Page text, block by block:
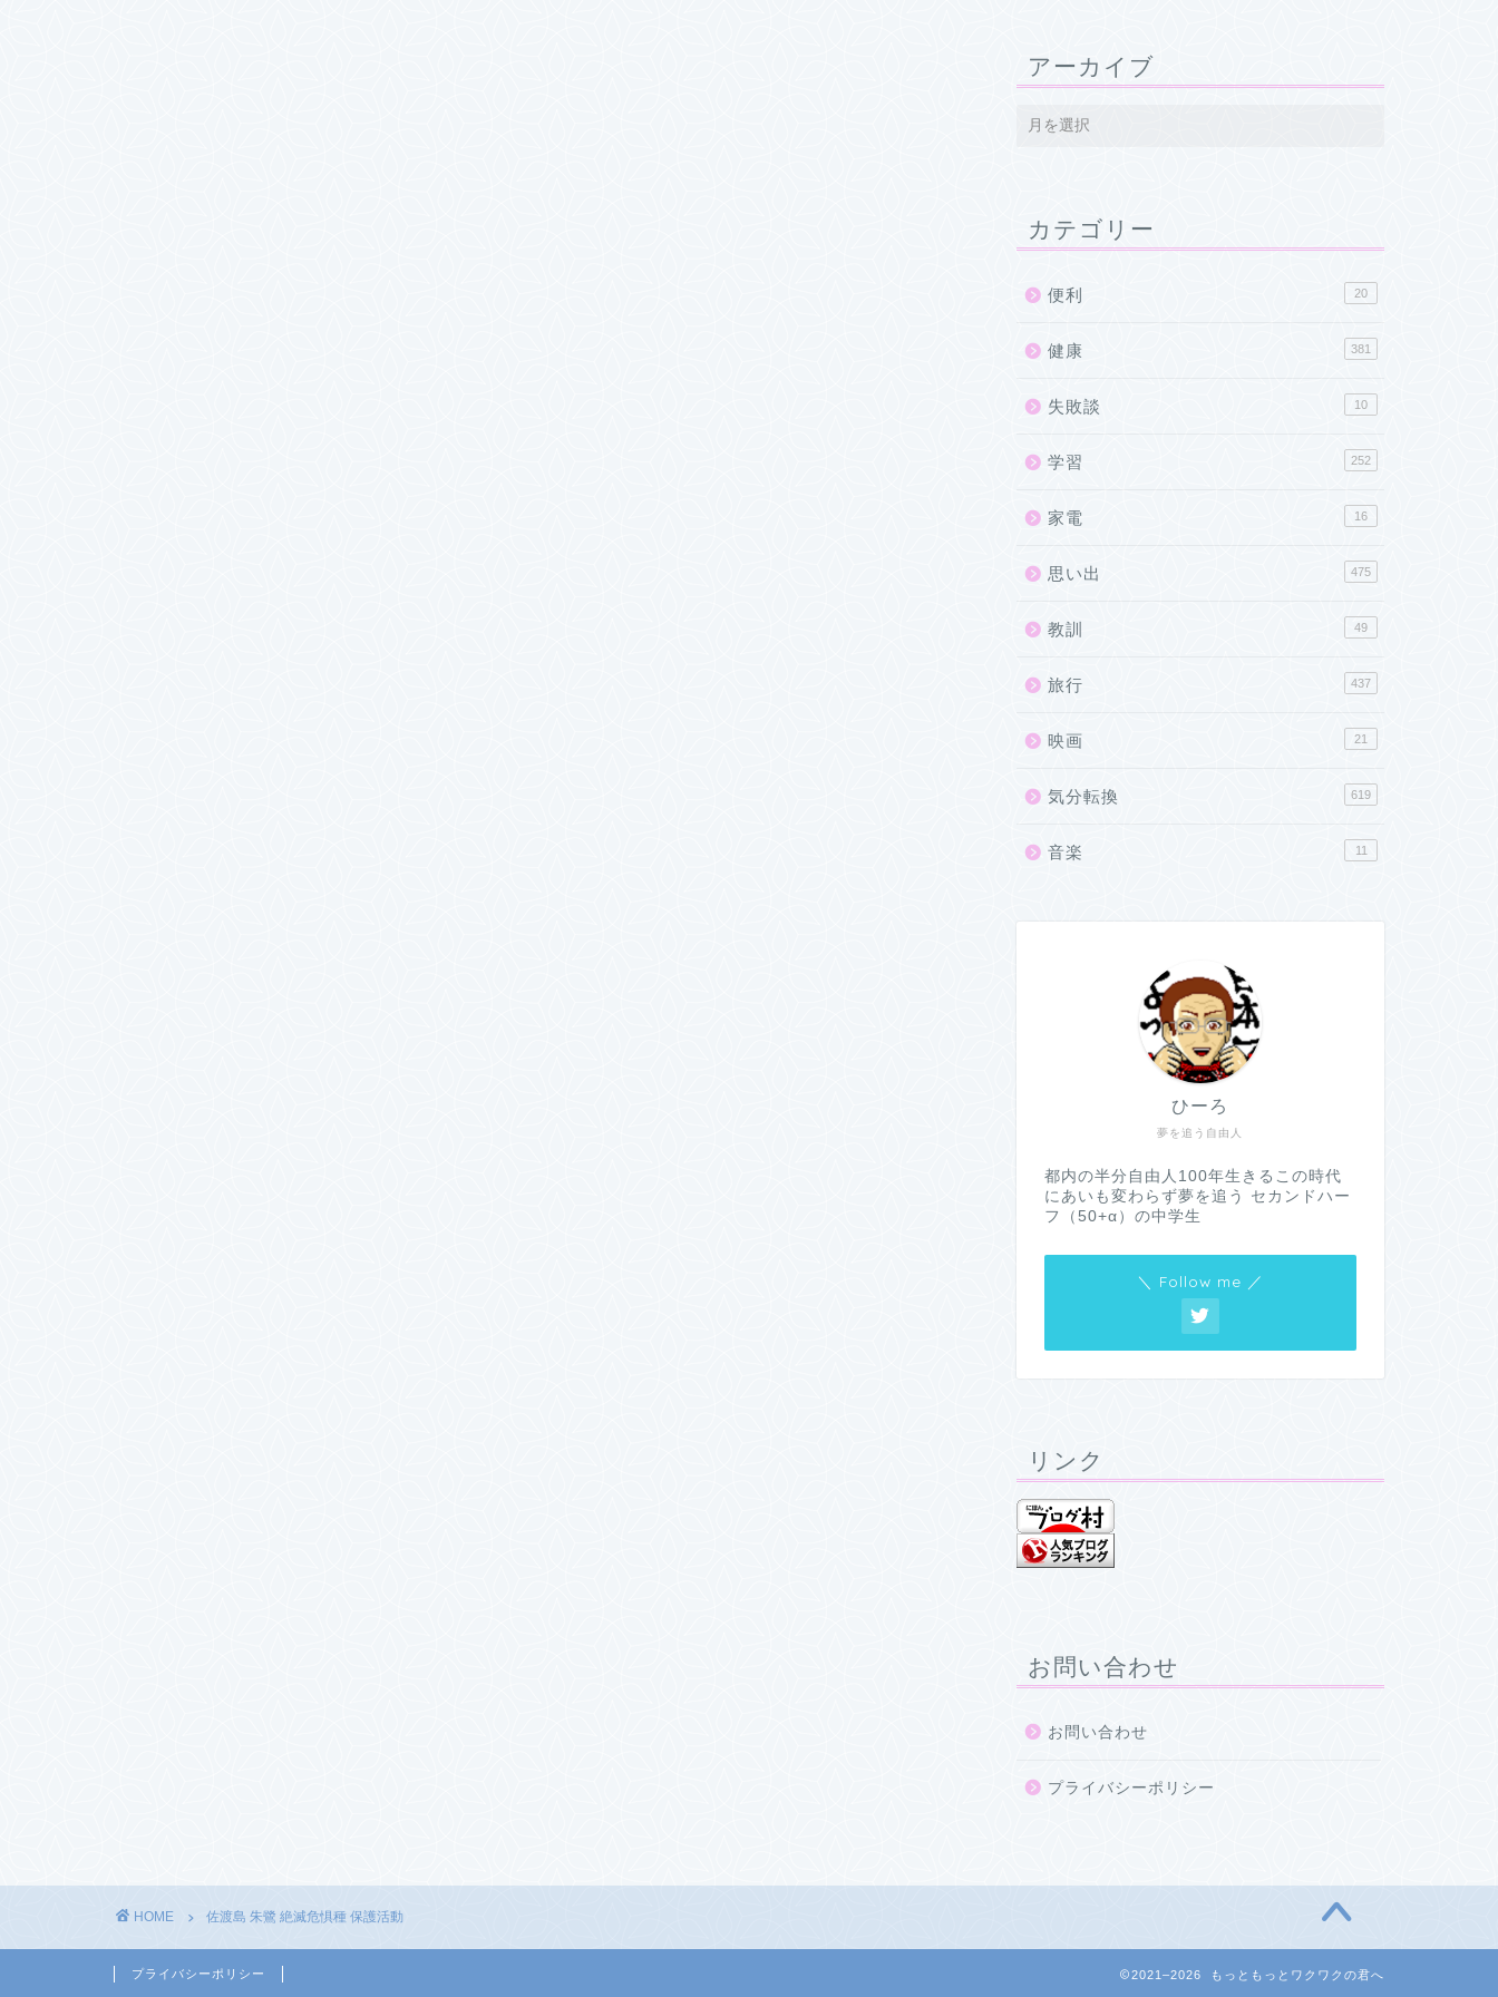
アーカイブ
カテゴリー
便利 20
健康 381
失敗談 10
学習 252
家電 16
思い出 475
教訓 49
旅行 437
映画 21
気分転換 619
音楽 11
夢を追う自由人
ひーろ
都内の半分自由人100年生きるこの時代
にあいも変わらず夢を追う セカンドハー
フ（50+α）の中学生
＼ Follow me ／
リンク
お問い合わせ
お問い合わせ
プライバシーポリシー
HOME 佐渡島 朱鷺 絶滅危惧種 保護活動
プライバシーポリシー 2021–2026 もっともっとワクワクの君へ